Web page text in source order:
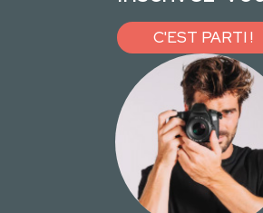
C'EST PARTI !